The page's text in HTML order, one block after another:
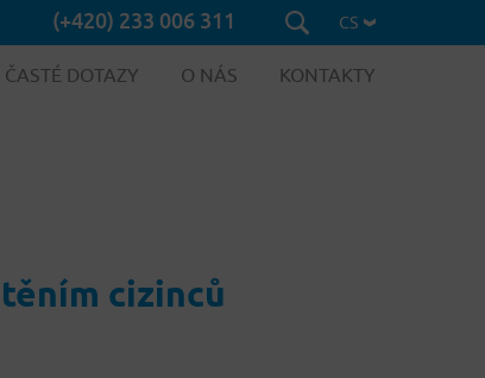
(+420) 233 006 311 CS
ČASTÉ DOTAZY O NÁS KONTAKTY
cizinců